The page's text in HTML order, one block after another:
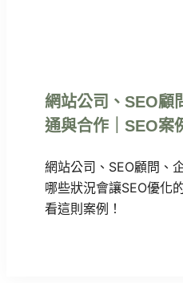
網站公司、SEO顧
通與合作｜SEO案
網站公司、SEO顧問、
哪些狀況會讓SEO優化
看這則案例！